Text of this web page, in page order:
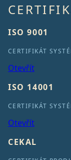
ISO 9001
CERTIFIKÁT
Otevřít
ISO 14001
CERTIFIKÁT
Otevřít
CEKAL